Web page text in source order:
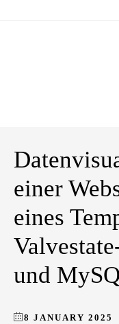
einer
eines
und
8 JANUARY 2025